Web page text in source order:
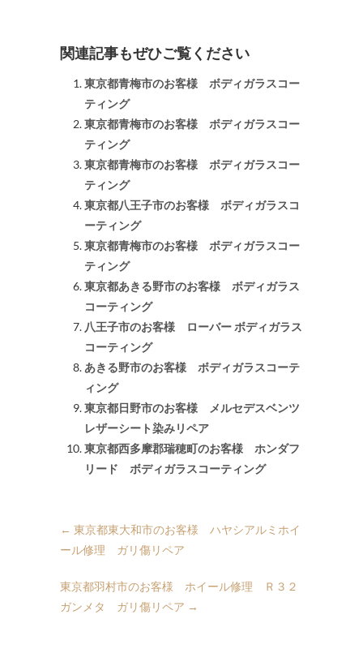
関連記事もぜひご覧ください
東京都青梅市のお客様 ボディガラスコー
ティング
東京都青梅市のお客様 ボディガラスコー
ティング
東京都青梅市のお客様 ボディガラスコー
ティング
東京都八王子市のお客様 ボディガラスコ
ーティング
東京都青梅市のお客様 ボディガラスコー
ティング
東京都あきる野市のお客様 ボディガラス
コーティング
八王子市のお客様 ローバー ボディガラス
コーティング
あきる野市のお客様 ボディガラスコーテ
ィング
東京都日野市のお客様 メルセデスベンツ
レザーシート染みリペア
東京都西多摩郡瑞穂町のお客様 ホンダフ
リード ボディガラスコーティング
← 東京都東大和市のお客様 ハヤシアルミホイ
ール修理 ガリ傷リペア
東京都羽村市のお客様 ホイール修理 Ｒ３２
ガンメタ ガリ傷リペア →